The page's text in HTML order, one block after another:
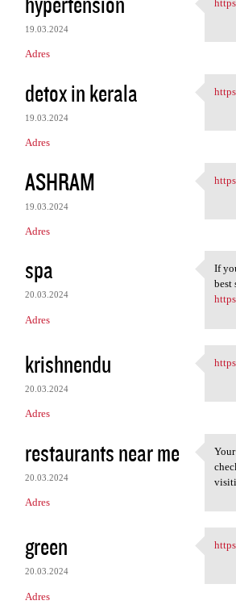
e
19.03.2024
Adres
detox in kerala
19.03.2024
Adres
ASHRAM
19.03.2024
Adres
spa
20.03.2024
Adres
If
If
best
krishnendu
20.03.2024
Adres
restaurants near me
20.03.2024
Adres
green
20.03.2024
Adres